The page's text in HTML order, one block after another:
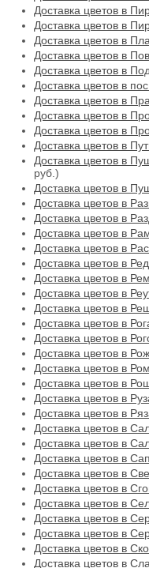
Доставка цветов в
Доставка цветов в
Доставка цветов в
Доставка цветов в
Доставка цветов в
Доставка цветов в
Доставка цветов в
Доставка цветов в
Доставка цветов в
Доставка цветов в
Доставка цветов в
руб.)
Доставка цветов в
Доставка цветов в
Доставка цветов в
Доставка цветов в
Доставка цветов в
Доставка цветов в
Доставка цветов в
Доставка цветов в
Доставка цветов в
Доставка цветов в
Доставка цветов в
Доставка цветов в
Доставка цветов в
Доставка цветов в
Доставка цветов в
Доставка цветов в
Доставка цветов в
Доставка цветов в
Доставка цветов в
Доставка цветов в
Доставка цветов в
Доставка цветов в
Доставка цветов в
Доставка цветов в
Доставка цветов в
Доставка цветов в